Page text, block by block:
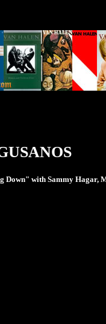
Down" with Sammy Hagar,